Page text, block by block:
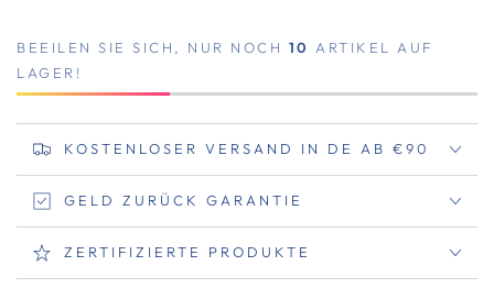
BEEILEN SIE SICH, NUR NOCH 10
ARTIKEL AUF
LAGER!
KOSTENLOSER VERSAND IN DE AB €90
GELD ZURÜCK GARANTIE
ZERTIFIZIERTE PRODUKTE